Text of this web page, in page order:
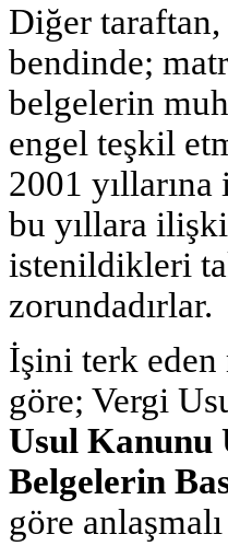
Diğer taraftan,
bendinde;
belgelerin
engel teşkil
2001
bu yıllara
istenildikleri
zorundadırlar.
İşini terk eden
göre; Vergi
Usul Kanunu
Belgelerin
göre